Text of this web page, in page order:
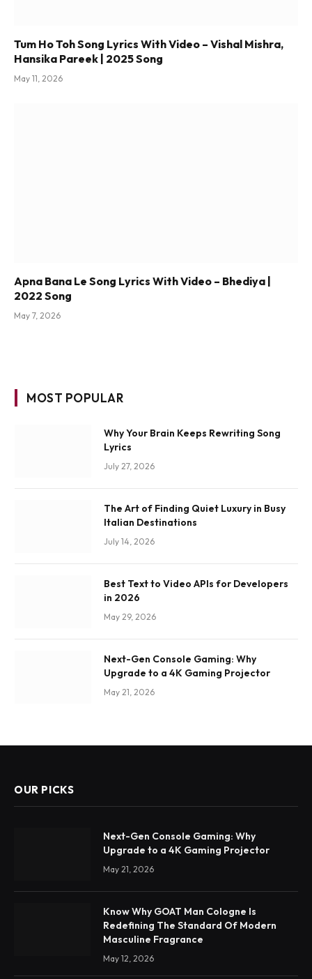
Tum Ho Toh Song Lyrics With Video – Vishal Mishra,
Hansika Pareek | 2025 Song
May 11, 2026
Apna Bana Le Song Lyrics With Video – Bhediya |
2022 Song
May 7, 2026
MOST POPULAR
Why Your Brain Keeps Rewriting Song
Lyrics
July 27, 2026
The Art of Finding Quiet Luxury in Busy
Italian Destinations
July 14, 2026
Best Text to Video APIs for Developers
in 2026
May 29, 2026
Next-Gen Console Gaming: Why
Upgrade to a 4K Gaming Projector
May 21, 2026
OUR PICKS
Next-Gen Console Gaming: Why
Upgrade to a 4K Gaming Projector
May 21, 2026
Know Why GOAT Man Cologne Is
Redefining The Standard Of Modern
Masculine Fragrance
May 12, 2026